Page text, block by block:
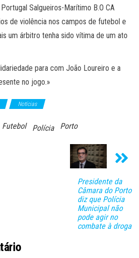
Salgueiros-Marítimo B.O CA
de violência nos campos de futebol e
um árbitro tenha sido vítima de um ato
para com João Loureiro e a
no jogo.»
Notícias
Futebol Polícia Porto
Presidente da
Câmara do Porto
diz que Polícia
Municipal não
pode agir no
combate à droga